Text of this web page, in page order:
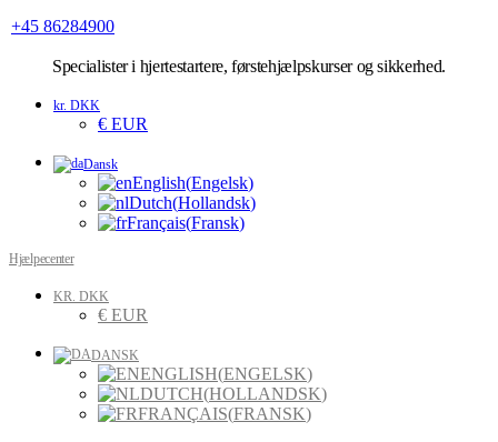
+45 86284900
Specialisteri hjertestartere, førstehjælpskurser og sikkerhed.
kr. DKK
€ EUR
Dansk
English(Engelsk)
Dutch(Hollandsk)
Français(Fransk)
Hjælpecenter
KR. DKK
€ EUR
DANSK
ENGLISH(ENGELSK)
DUTCH(HOLLANDSK)
FRANÇAIS(FRANSK)